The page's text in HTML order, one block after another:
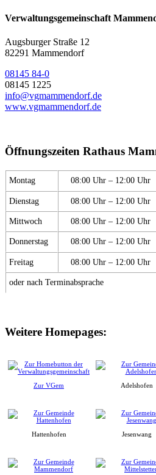
Verwaltungsgemeinschaft
Augsburger Straße 12
82291 Mammendorf
08145 84-0
08145 1225
info@vgmammendorf.de
www.vgmammendorf.de
Öffnungszeiten Rathaus
Montag 08:00 Uhr – 12:00 Uhr
Dienstag 08:00 Uhr – 12:00 Uhr
Mittwoch 08:00 Uhr – 12:00 Uhr
Donnerstag 08:00 Uhr – 12:00 Uhr
Freitag 08:00 Uhr – 12:00 Uhr
oder nach Terminabsprache
Weitere Homepages:
Zur VGem Adelshofen
Hattenhofen Jesenwang